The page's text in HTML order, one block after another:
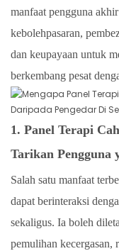
manfaat pengguna
kebolehpasaran,
dan keupayaan untuk
berkembang pesat
1. Panel Terapi
Tarikan Pengguna
Salah satu manfaat
dapat berinteraksi
sekaligus. Ia boleh
pemulihan kecergasan,